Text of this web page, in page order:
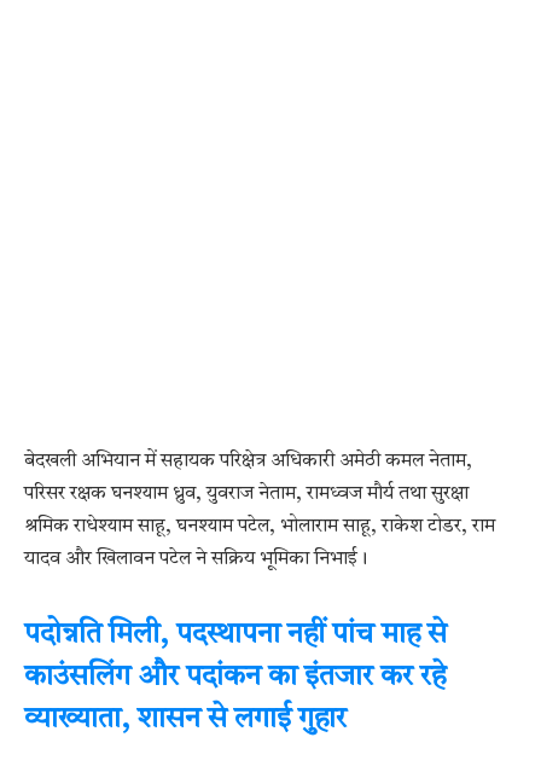
बेदखली अभियान में सहायक परिक्षेत्र अधिकारी अमेठी कमल नेताम,
परिसर रक्षक घनश्याम ध्रुव, युवराज नेताम, रामध्वज मौर्य तथा सुरक्षा
श्रमिक राधेश्याम साहू, घनश्याम पटेल, भोलाराम साहू, राकेश टोडर, राम
यादव और खिलावन पटेल ने सक्रिय भूमिका निभाई।
पदोन्नति मिली, पदस्थापना नहीं पांच माह से
काउंसलिंग और पदांकन का इंतजार कर रहे
व्याख्याता, शासन से लगाई गुहार